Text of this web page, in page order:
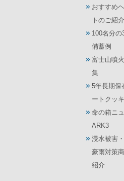
おすすめ
トのご紹介
100名分の
備蓄例
富士山噴
集
5年長期保
ートクッ
命の箱ニ
ARK3
浸水被害
豪雨対策
紹介